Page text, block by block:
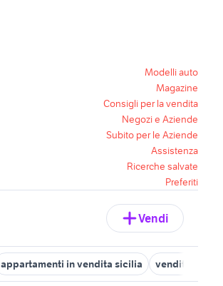
Modelli auto
Magazine
Consigli per la vendita
Negozi e Aziende
Subito per le Aziende
Assistenza
Ricerche salvate
Preferiti
Vendi
appartamenti in vendita sicilia vendita